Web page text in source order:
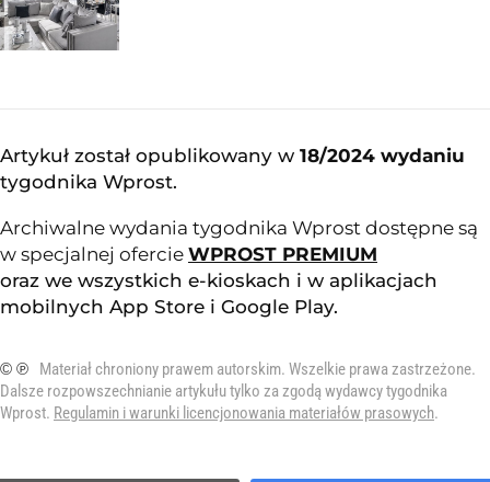
Artykuł został opublikowany w 18/2024 wydaniu
tygodnika Wprost.
Archiwalne wydania tygodnika Wprost dostępne są
w specjalnej ofercie WPROST PREMIUM
oraz we wszystkich e-kioskach i w aplikacjach
mobilnych App Store i Google Play.
© ℗
Materiał chroniony prawem autorskim. Wszelkie prawa zastrzeżone.
Dalsze rozpowszechnianie artykułu tylko za zgodą wydawcy tygodnika
Wprost. Regulamin i warunki licencjonowania materiałów prasowych.